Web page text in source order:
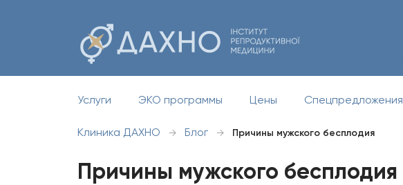
Услуги ЭКО программы Цены Спецпредложения
Клиника ДАХНО → Блог → Причины мужского бесплодия
Причины мужского бесплодия